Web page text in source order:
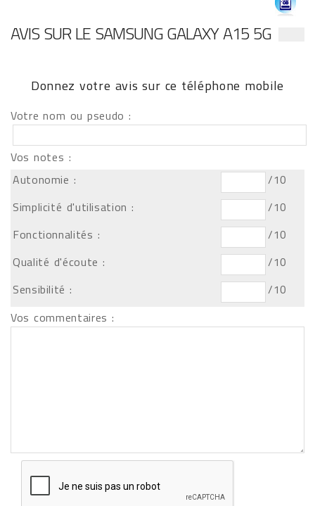
AVIS SUR LE SAMSUNG GALAXY A15 5G
Donnez votre avis sur ce téléphone mobile
Votre nom ou pseudo :
Vos notes :
Autonomie :
/10
Simplicité d'utilisation :
/10
Fonctionnalités :
/10
Qualité d'écoute :
/10
Sensibilité :
/10
Vos commentaires :